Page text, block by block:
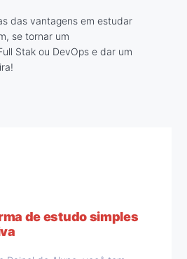
das vantagens em estudar
se tornar um
Stak ou DevOps e dar um
de estudo simples